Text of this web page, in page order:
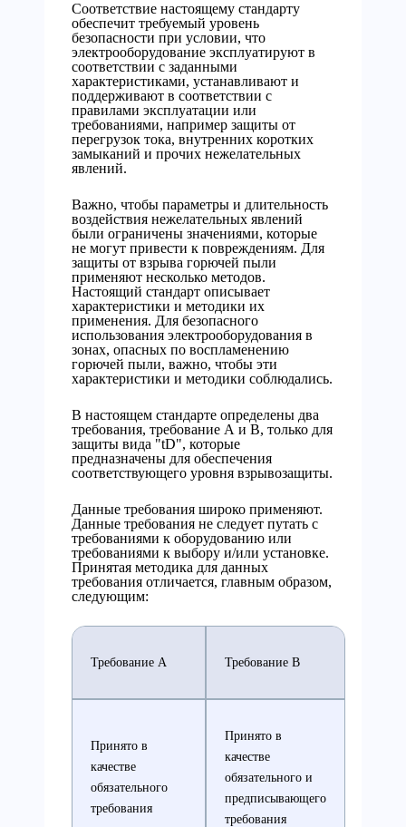
Соответствие настоящему стандарту
обеспечит требуемый уровень
безопасности при условии, что
электрооборудование эксплуатируют в
соответствии с заданными
характеристиками, устанавливают и
поддерживают в соответствии с
правилами эксплуатации или
требованиями, например защиты от
перегрузок тока, внутренних коротких
замыканий и прочих нежелательных
явлений.
Важно, чтобы параметры и длительность
воздействия нежелательных явлений
были ограничены значениями, которые
не могут привести к повреждениям. Для
защиты от взрыва горючей пыли
применяют несколько методов.
Настоящий стандарт описывает
характеристики и методики их
применения. Для безопасного
использования электрооборудования в
зонах, опасных по воспламенению
горючей пыли, важно, чтобы эти
характеристики и методики соблюдались.
В настоящем стандарте определены два
требования, требование А и В, только для
защиты вида "tD", которые
предназначены для обеспечения
соответствующего уровня взрывозащиты.
Данные требования широко применяют.
Данные требования не следует путать с
требованиями к оборудованию или
требованиями к выбору и/или установке.
Принятая методика для данных
требования отличается, главным образом,
следующим:
Требование А Требование В
Принято в
качестве
обязательного
требования
Принято в
качестве
обязательного и
предписывающего
требования